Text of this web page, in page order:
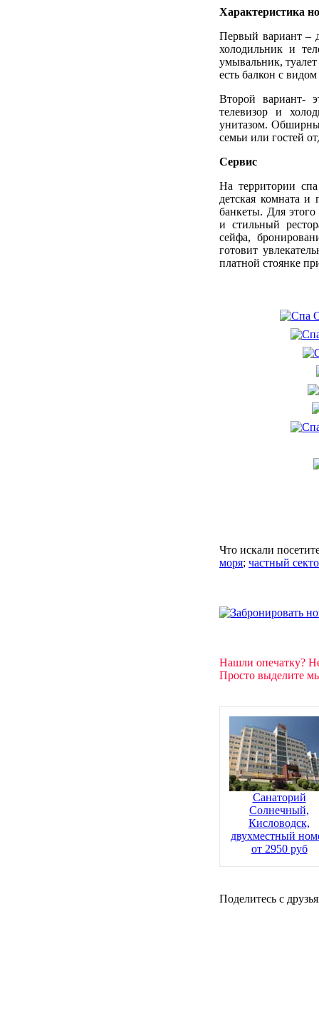
Характеристика
Первый вариант –
холодильник и
умывальник,
есть балкон с
Второй вариант-
телевизор и
унитазом.
семьи или гостей
Сервис
На территории
детская комната и
банкеты. Для
и стильный
сейфа,
готовит
платной стоянке
Что искали
моря; частный
Нашли опечатку?
Просто выделите
Санаторий
Солнечный,
Кисловодск,
двухместный
от 2950 руб
Поделитесь с